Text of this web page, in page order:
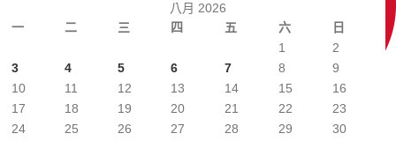
八月 2026
一
二 三 四 五 六 日
1
2
3
4 5 6 7 8
9
10
11 12 13 14 15
16
17
18 19 20 21 22
23
24
25 26 27 28 29
30